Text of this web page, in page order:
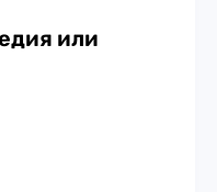
или